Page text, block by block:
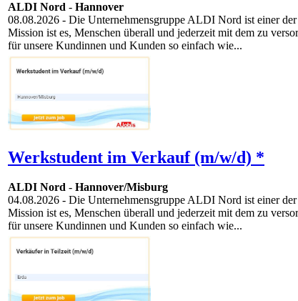
ALDI Nord - Hannover
08.08.2026 - Die Unternehmensgruppe ALDI Nord ist einer
Mission ist es, Menschen überall und jederzeit mit dem zu
für unsere Kundinnen und Kunden so einfach wie...
Werkstudent im Verkauf (m/w/d) *
ALDI Nord - Hannover/Misburg
04.08.2026 - Die Unternehmensgruppe ALDI Nord ist einer
Mission ist es, Menschen überall und jederzeit mit dem zu
für unsere Kundinnen und Kunden so einfach wie...